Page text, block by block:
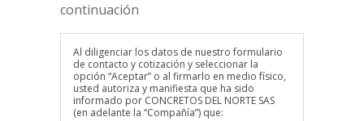
continuación
Al diligenciar los datos de nuestro formulario
de contacto y cotización y seleccionar la
opción “Aceptar” o al firmarlo en medio físico,
usted autoriza y manifiesta que ha sido
informado por CONCRETOS DEL NORTE SAS
(en adelante la “Compañía”) que: